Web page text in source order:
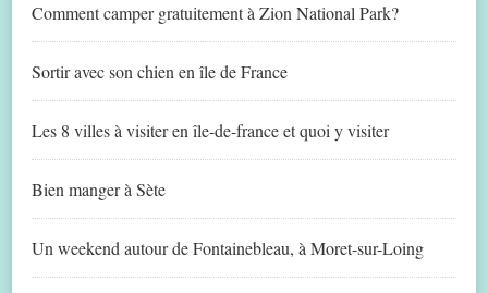
Comment camper gratuitement à Zion National Park?
Sortir avec son chien en île de France
Les 8 villes à visiter en île-de-france et quoi y visiter
Bien manger à Sète
Un weekend autour de Fontainebleau, à Moret-sur-Loing